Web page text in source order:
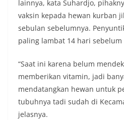
lainnya, kata Suhardjo,
vaksin kepada hewan kurban
sebulan sebelumnya.
paling lambat 14 hari
“Saat ini karena belum
memberikan vitamin, jadi
mendatangkan hewan untuk
tubuhnya tadi sudah di
jelasnya.